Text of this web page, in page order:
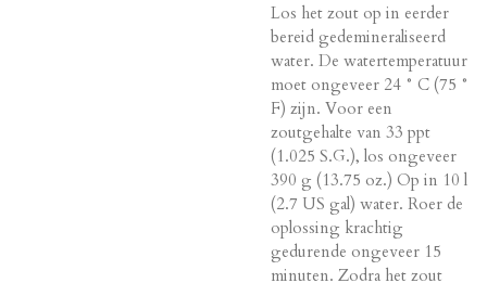
Los het zout op in eerder
bereid gedemineraliseerd
water. De watertemperatuur
moet ongeveer 24 ° C (75 °
F) zijn. Voor een
zoutgehalte van 33 ppt
(1.025 S.G.), los ongeveer
390 g (13.75 oz.) Op in 10 l
(2.7 US gal) water. Roer de
oplossing krachtig
gedurende ongeveer 15
minuten. Zodra het zout